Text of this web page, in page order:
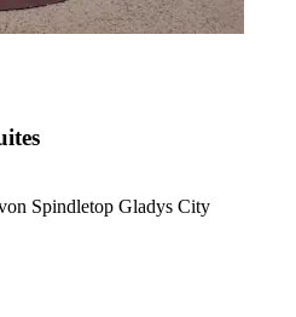
Spindletop Gladys City